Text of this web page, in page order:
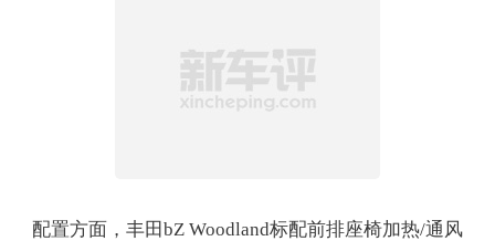
配置方面，丰田bZ Woodland标配前排座椅加热/通风